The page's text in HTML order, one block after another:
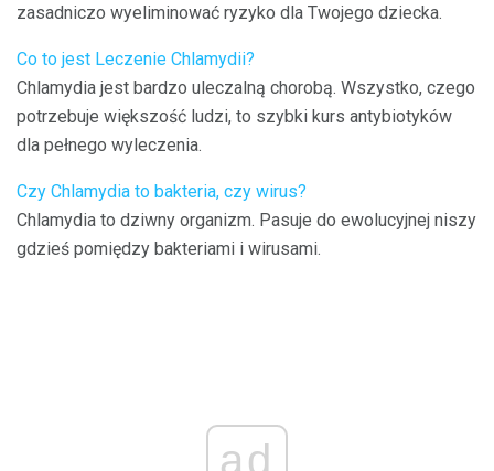
zasadniczo wyeliminować ryzyko dla Twojego dziecka.
Co to jest Leczenie Chlamydii?
Chlamydia jest bardzo uleczalną chorobą. Wszystko, czego
potrzebuje większość ludzi, to szybki kurs antybiotyków
dla pełnego wyleczenia.
Czy Chlamydia to bakteria, czy wirus?
Chlamydia to dziwny organizm. Pasuje do ewolucyjnej niszy
gdzieś pomiędzy bakteriami i wirusami.
ad